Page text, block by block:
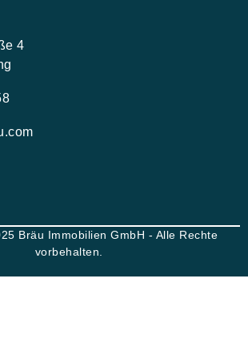
4
Bräu Immobilien GmbH - Alle Rechte
vorbehalten.